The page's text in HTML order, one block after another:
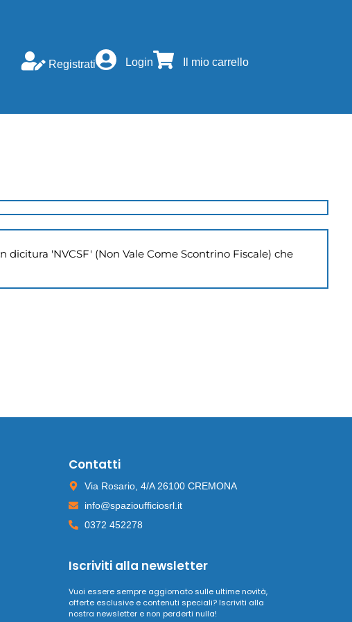
Registrati Login Il mio carrello
'NVCSF' (Non Vale Come Scontrino Fiscale) che
Contatti
Via Rosario, 4/A 26100 CREMONA
info@spazioufficiosrl.it
0372 452278
Iscriviti alla newsletter
Vuoi essere sempre aggiornato sulle ultime novità,
offerte esclusive e contenuti speciali? Iscriviti alla
nostra newsletter e non perderti nulla!